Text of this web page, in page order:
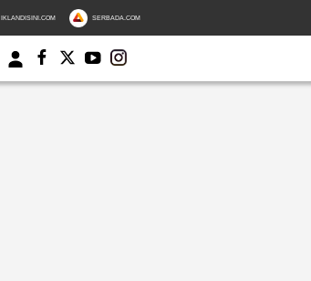
IKLANDISINI.COM SERBADA.COM